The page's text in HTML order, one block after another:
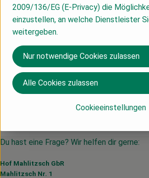
Herkunft
Deutschland
sodasan
Du hast eine Frage? Wir helfen dir gerne:
Hof Mahlitzsch GbR
Mahlitzsch Nr. 1
2009/136/EG (E-Privacy) die
einzustellen, an welche Dienstleister
weitergeben.
Cookieeinstellungen
Nur notwendige Cookies zulassen
Alle Cookies zulassen